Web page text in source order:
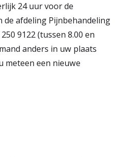
24 uur voor de
de afdeling Pijnbehandeling
9122 (tussen 8.00 en
anders in uw plaats
meteen een nieuwe